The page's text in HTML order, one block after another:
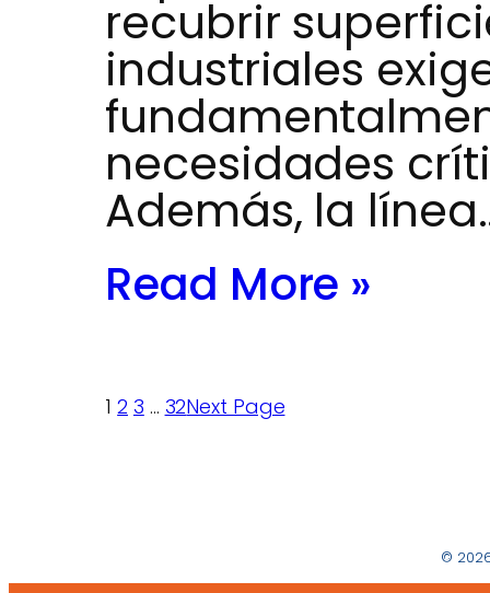
recubrir
industriales
necesidades
Además, la
Read More »
1 2 3 … 32Next Page
©